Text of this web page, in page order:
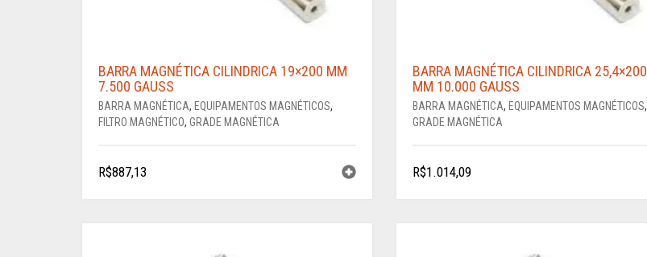
BARRA MAGNÉTICA CILINDRICA 19×200 MM
7.500 GAUSS
BARRA MAGNÉTICA, EQUIPAMENTOS MAGNÉTICOS,
FILTRO MAGNÉTICO, GRADE MAGNÉTICA
R$887,13
BARRA MAGNÉTICA CILINDRICA 25,4×200
MM 10.000 GAUSS
BARRA MAGNÉTICA, EQUIPAMENTOS MAGNÉTICOS,
GRADE MAGNÉTICA
R$1.014,09